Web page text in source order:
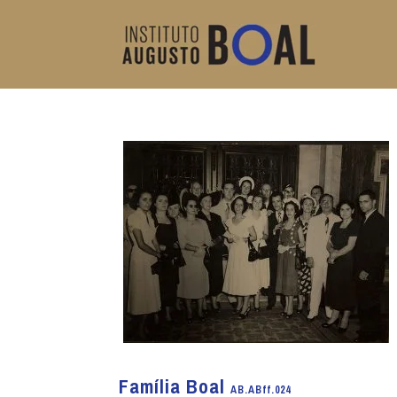
Família BoalAB.ABff.024